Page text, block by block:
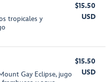
tropicales y
$15.50
USD
Gay Eclipse, jugo
$15.50
USD